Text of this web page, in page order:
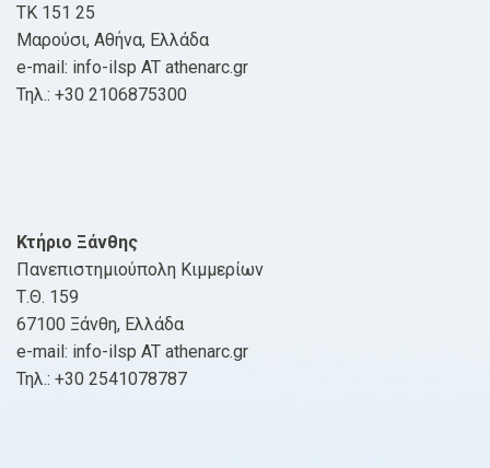
ΤΚ 151 25
Μαρούσι, Αθήνα, Ελλάδα
e-mail: info-ilsp AT athenarc.gr
Τηλ.: +30 2106875300
Κτήριο Ξάνθης
Πανεπιστημιούπολη Κιμμερίων
Τ.Θ. 159
67100 Ξάνθη, Ελλάδα
e-mail: info-ilsp AT athenarc.gr
Τηλ.: +30 2541078787